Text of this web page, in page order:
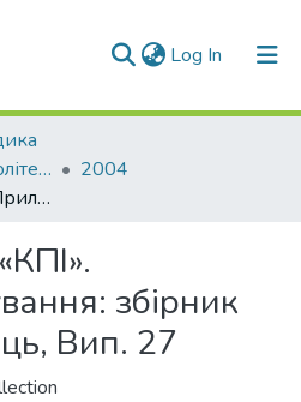
Log In (current)
Вісник Київського політехнічного інституту. Серія Приладобудування
2004
Вісник НТУУ «КПІ». Приладобудування: збірник наукових праць, Вип. 27
збірник
Вип. 27